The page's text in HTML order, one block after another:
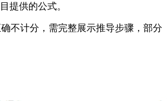
提供的公式。
确不计分，需完整展示推导步骤，部分